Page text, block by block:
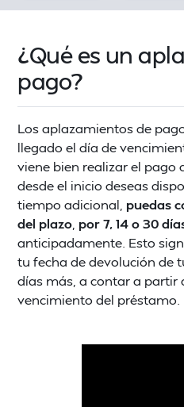
¿Qué es un
pago?
Los aplazamientos de
llegado el día de
viene bien realizar el pago
desde el inicio deseas
tiempo adicional, puedas
del plazo por 7, 14 o 30
anticipadamente. Esto
tu fecha de devolución de
días más, a contar a partir
vencimiento del préstamo.